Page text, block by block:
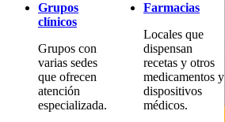
Grupos
clínicos
Grupos con
varias sedes
que ofrecen
atención
especializada.
Farmacias
Locales que
dispensan
recetas y otros
medicamentos y
dispositivos
médicos.